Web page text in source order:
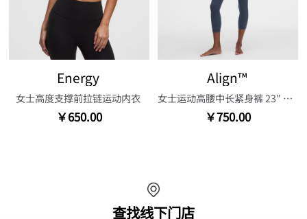
Energy
女士高度支撑前拉链运动内衣
￥650.00
Align™
女士运动高腰中长紧身裤 23" 芯吸
￥750.00
查找线下门店